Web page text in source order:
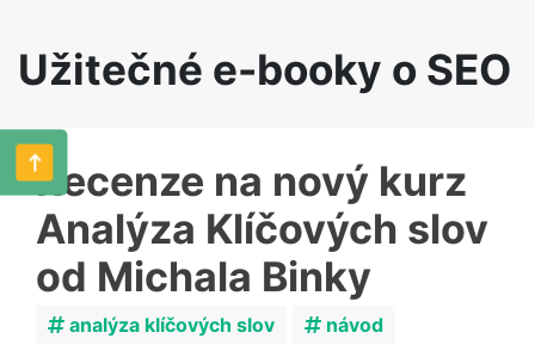
Užitečné e-booky o SEO
Recenze na nový kurz
Analýza Klíčových slov
od Michala Binky
analýza klíčových slov
návod